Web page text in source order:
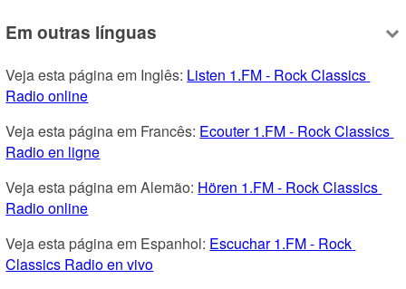
Em outras línguas
Veja esta página em Inglês: Listen 1.FM - Rock Classics
Radio online
Veja esta página em Francês: Ecouter 1.FM - Rock Classics
Radio en ligne
Veja esta página em Alemão: Hören 1.FM - Rock Classics
Radio online
Veja esta página em Espanhol: Escuchar 1.FM - Rock
Classics Radio en vivo